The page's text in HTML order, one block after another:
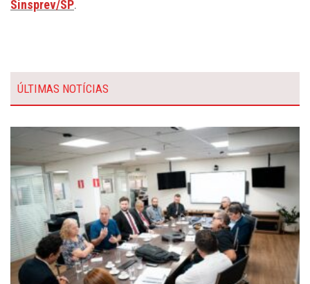
Sinsprev/SP.
ÚLTIMAS NOTÍCIAS